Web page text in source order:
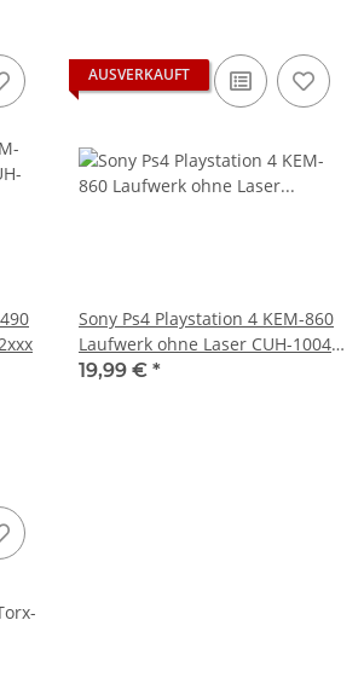
AUSVERKAUFT
Sony Ps4 Playstation 4 KEM-860
Laufwerk ohne Laser CUH-1004B
& 1116B
19,99 € *